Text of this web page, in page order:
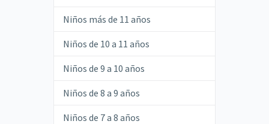
Niños más de 11 años
Niños de 10 a 11 años
Niños de 9 a 10 años
Niños de 8 a 9 años
Niños de 7 a 8 años